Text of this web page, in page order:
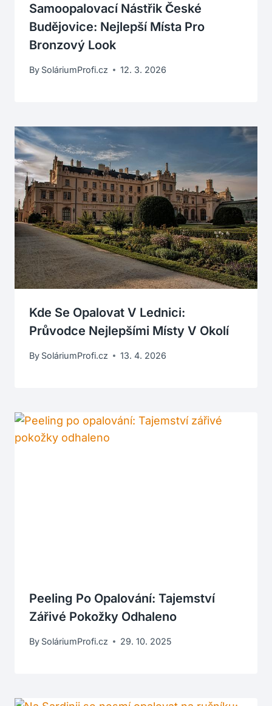
Samoopalovací Nástřik České
Budějovice: Nejlepší Místa Pro
Bronzový Look
By SoláriumProfi.cz 12. 3. 2026
Kde Se Opalovat V Lednici:
Průvodce Nejlepšími Místy V Okolí
By SoláriumProfi.cz 13. 4. 2026
Peeling Po Opalování: Tajemství
Zářivé Pokožky Odhaleno
By SoláriumProfi.cz 29. 10. 2025